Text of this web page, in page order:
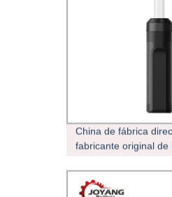
China de fábrica
fabricante original de